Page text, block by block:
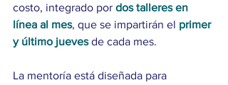
costo, integrado por dos talleres en
línea al mes, que se impartirán el primer
y último jueves de cada mes.
La mentoría está diseñada para